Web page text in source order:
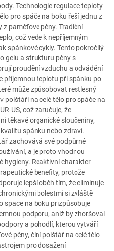
Technologie regulace teploty
pro spáče na boku řeší jednu z
paměťové pěny. Tradiční
což vede k nepříjemným
spánkové cykly. Tento pokročilý
gelu a strukturu pěny s
proudění vzduchu a odvádění
příjemnou teplotu při spánku po
může způsobovat restlesný
polštáři na celé tělo pro spáče na
US, což zaručuje, že
těkavé organické sloučeniny,
spánku nebo zdraví.
zachovává své podpůrné
a je proto vhodnou
hygieny. Reaktivní charakter
benefity, protože
lepší oběh tím, že eliminuje
bolestmi si zvláště
spáče na boku přizpůsobuje
podporu, aniž by zhoršoval
a pohodlí, kterou vytváří
pěny, činí polštář na celé tělo
pro dosažení